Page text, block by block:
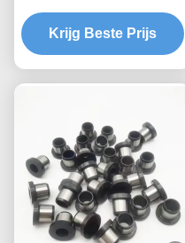
Fabrikanten
Krijg Beste Prijs